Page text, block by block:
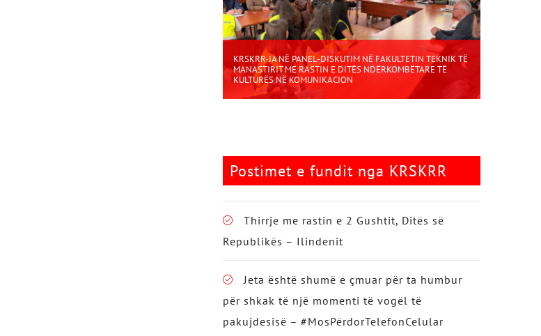
KRSKRR-JA NË PANEL-DISKUTIM NË FAKULTETIN TEKNIK TË
MANASTIRIT ME RASTIN E DITËS NDËRKOMBËTARE TË
KULTURËS NË KOMUNIKACION
Postimet e fundit nga KRSKRR
Thirrje me rastin e 2 Gushtit, Ditës së
Republikës – Ilindenit
Jeta është shumë e çmuar për ta humbur
për shkak të një momenti të vogël të
pakujdesisë – #MosPërdorTelefonCelular